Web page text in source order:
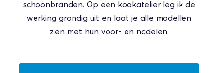
schoonbranden. Op een kookatelier leg ik de
werking grondig uit en laat je alle modellen
zien met hun voor- en nadelen.